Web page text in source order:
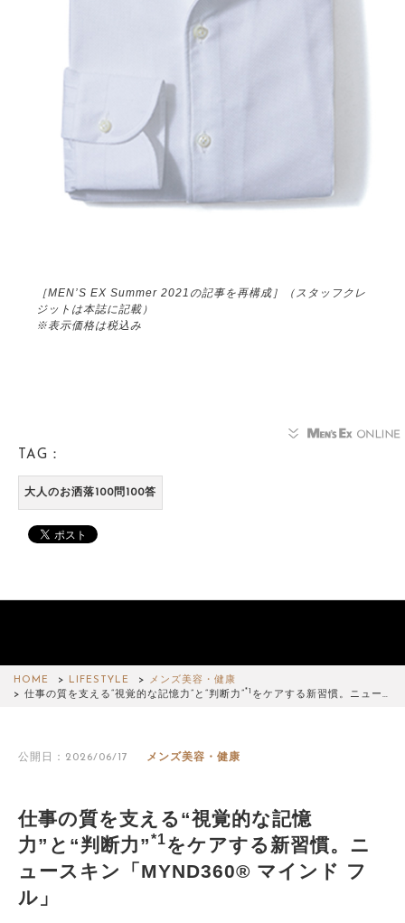
［MEN’S EX Summer 2021の記事を再構成］（スタッフクレ
ジットは本誌に記載）
※表示価格は税込み
TAG：
大人のお洒落100問100答
HOME LIFESTYLE
メンズ美容・健康
仕事の質を支える“視覚的な記憶力”と“判断力”*1 をケアする新習慣。ニュー…
公開日：2026/06/17 メンズ美容・健康
仕事の質を支える“視覚的な記憶
力”と“判断力”*1をケアする新習慣。ニ
ュースキン「MYND360® マインド フ
ル」